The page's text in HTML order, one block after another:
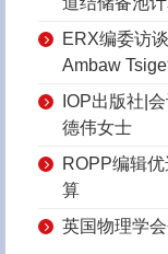
ERX编委访
Ambaw
IOP出版社|
德伟女士
ROPP编辑
算
英国物理学